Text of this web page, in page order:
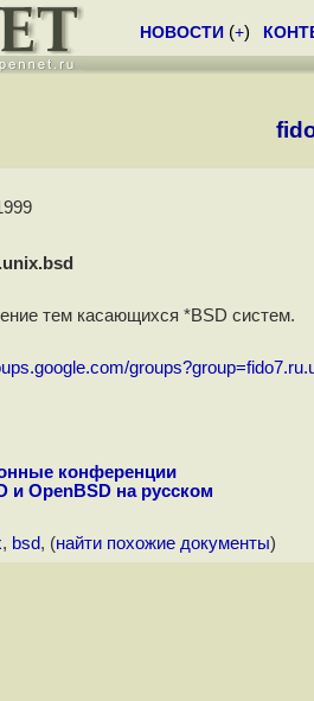
НОВОСТИ (+)
тем касающихся *BSD систем.
конференции
и OpenBSD на русском
, bsd, (найти похожие документы)